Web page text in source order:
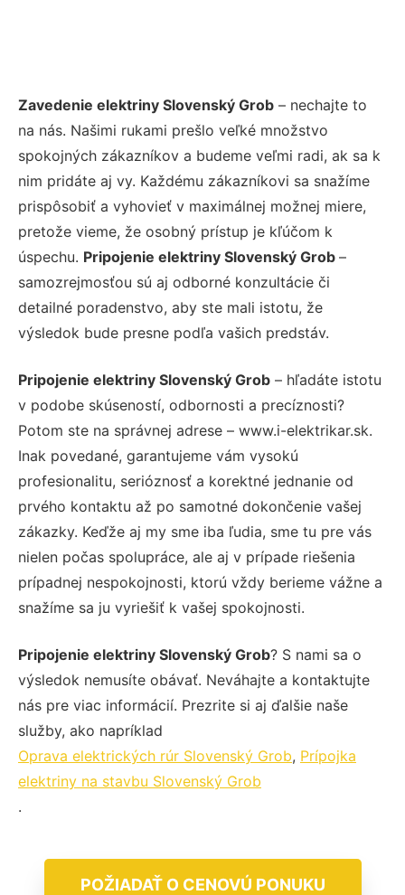
Zavedenie elektriny Slovenský Grob – nechajte to
na nás. Našimi rukami prešlo veľké množstvo
spokojných zákazníkov a budeme veľmi radi, ak sa k
nim pridáte aj vy. Každému zákazníkovi sa snažíme
prispôsobiť a vyhovieť v maximálnej možnej miere,
pretože vieme, že osobný prístup je kľúčom k
úspechu. Pripojenie elektriny Slovenský Grob –
samozrejmosťou sú aj odborné konzultácie či
detailné poradenstvo, aby ste mali istotu, že
výsledok bude presne podľa vašich predstáv.
Pripojenie elektriny Slovenský Grob – hľadáte istotu
v podobe skúseností, odbornosti a precíznosti?
Potom ste na správnej adrese – www.i-elektrikar.sk.
Inak povedané, garantujeme vám vysokú
profesionalitu, serióznosť a korektné jednanie od
prvého kontaktu až po samotné dokončenie vašej
zákazky. Keďže aj my sme iba ľudia, sme tu pre vás
nielen počas spolupráce, ale aj v prípade riešenia
prípadnej nespokojnosti, ktorú vždy berieme vážne a
snažíme sa ju vyriešiť k vašej spokojnosti.
Pripojenie elektriny Slovenský Grob? S nami sa o
výsledok nemusíte obávať. Neváhajte a kontaktujte
nás pre viac informácií. Prezrite si aj ďalšie naše
služby, ako napríklad
Oprava elektrických rúr Slovenský Grob, Prípojka
elektriny na stavbu Slovenský Grob
.
POŽIADAŤ O CENOVÚ PONUKU